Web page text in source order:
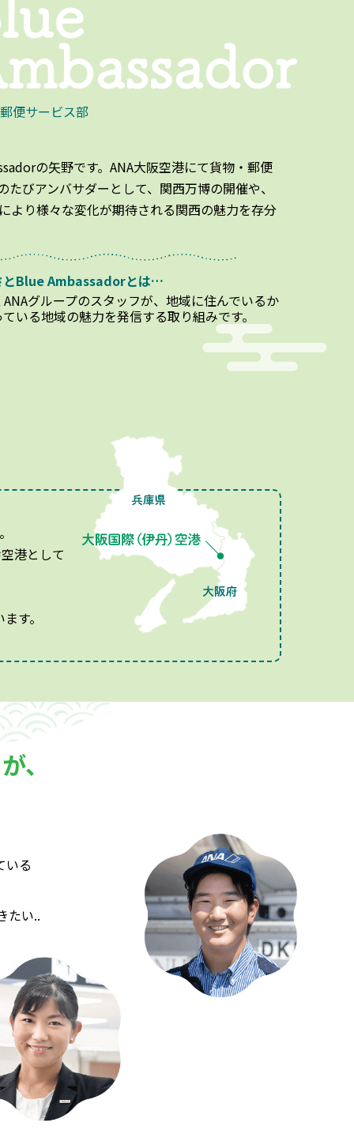
便サービス部
の矢野です。ANA大阪空港にて貨物・郵便
たびアンバサダーとして、関西万博の開催や、
より様々な変化が期待される関西の魅力を存分
とBlueAmbassadorとは…
グループのスタッフが、地域に住んでいるか
いる地域の魅力を発信する取り組みです。
港として
す。
、
いる
たい..